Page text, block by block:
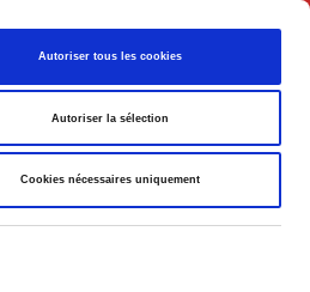
Autoriser tous les cookies
Autoriser la sélection
Cookies nécessaires uniquement